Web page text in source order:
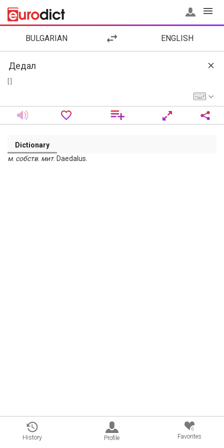
BULGARIAN ENGLISH
Dictionary
м. собств. мит. Daedalus.
History Profile
0
Favorites